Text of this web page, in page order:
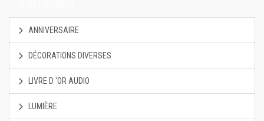
ANNIVERSAIRE
DÉCORATIONS DIVERSES
LIVRE D 'OR AUDIO
LUMIÈRE